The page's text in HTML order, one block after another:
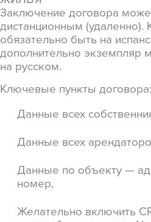
Заключение договора
дистанционным (удаленно).
обязательно быть на
дополнительно экземпляр
на русском.
Ключевые пункты договора:
Данные всех
Данные всех
Данные по объекту —
номер,
Желательно включить